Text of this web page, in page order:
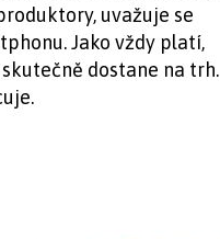
uvažuje se
Jako vždy platí,
dostane na trh.